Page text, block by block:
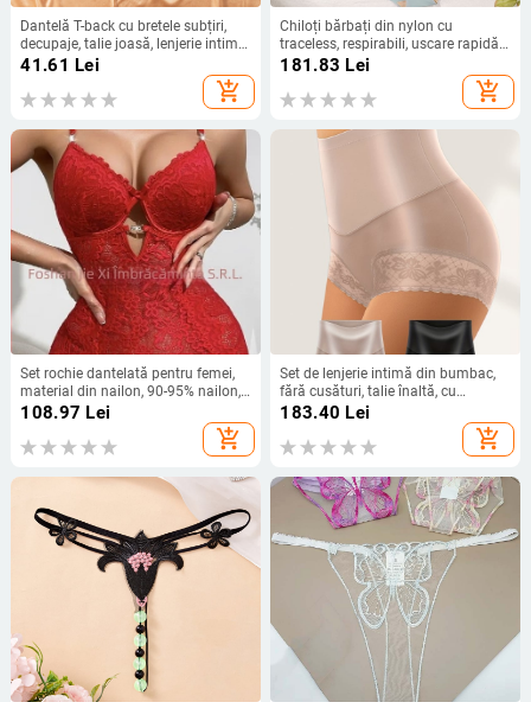
Dantelă T-back cu bretele subțiri,
decupaje, talie joasă, lenjerie intimă
sexy pentru femei
41.61 Lei
add_shopping_cart
Chiloți bărbați din nylon cu
traceless, respirabili, uscare rapidă,
căptușeală din bumbac
181.83 Lei
add_shopping_cart
Set rochie dantelată pentru femei,
material din nailon, 90-95% nailon,
stilul 37606017128, primăvara
108.97 Lei
add_shopping_cart
Set de lenjerie intimă din bumbac,
fără cusături, talie înaltă, cu
dantelă, 2 piese
183.40 Lei
add_shopping_cart